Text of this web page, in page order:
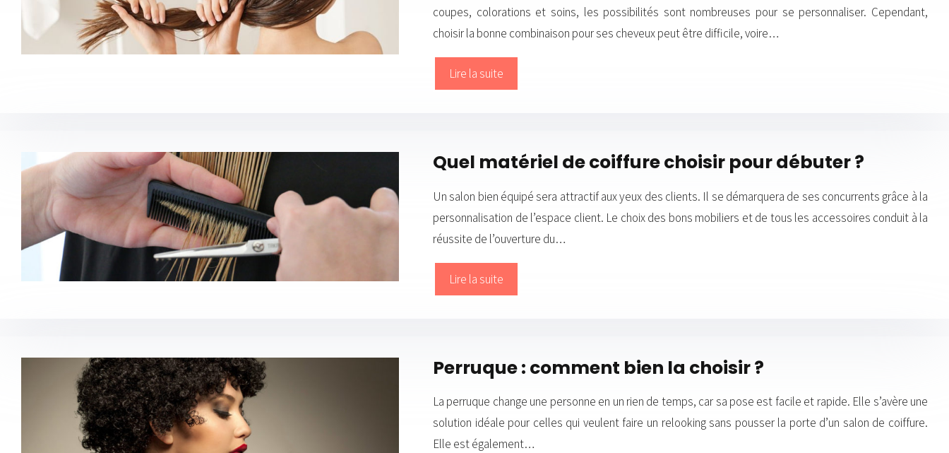
coupes, colorations et soins, les possibilités sont nombreuses pour se personnaliser. Cependant,
choisir la bonne combinaison pour ses cheveux peut être difficile, voire…
Lire la suite
Quel matériel de coiffure choisir pour débuter ?
Un salon bien équipé sera attractif aux yeux des clients. Il se démarquera de ses concurrents grâce à la
personnalisation de l’espace client. Le choix des bons mobiliers et de tous les accessoires conduit à la
réussite de l’ouverture du…
Lire la suite
Perruque : comment bien la choisir ?
La perruque change une personne en un rien de temps, car sa pose est facile et rapide. Elle s’avère une
solution idéale pour celles qui veulent faire un relooking sans pousser la porte d’un salon de coiffure.
Elle est également…